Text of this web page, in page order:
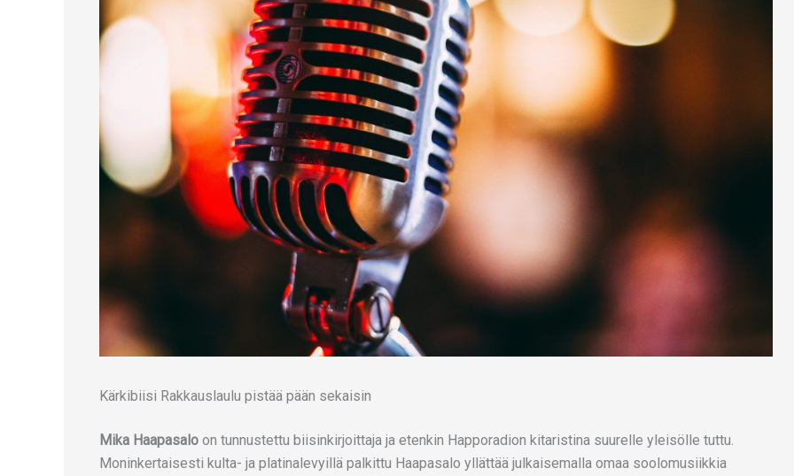
Kärkibiisi Rakkauslaulu pistää pään sekaisin
Mika Haapasalo on tunnustettu biisinkirjoittaja ja etenkin Happoradion kitaristina suurelle yleisölle tuttu.
Moninkertaisesti kulta- ja platinalevyillä palkittu Haapasalo yllättää julkaisemalla omaa soolomusiikkia